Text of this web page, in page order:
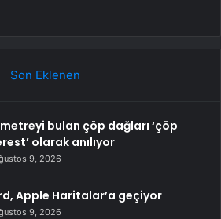
Son Eklenen
bulan çöp dağları ‘çöp
olarak anılıyor
9, 2026
Apple Haritalar’a geçiyor
9, 2026